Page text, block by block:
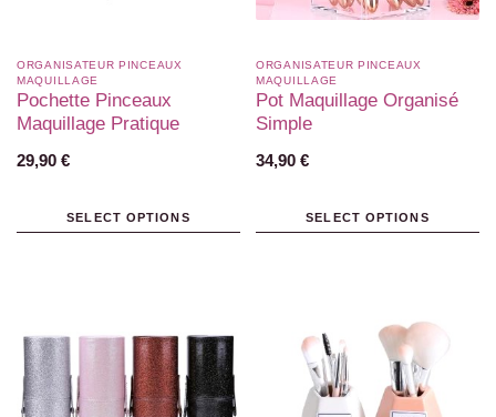
ORGANISATEUR PINCEAUX
MAQUILLAGE
Pochette Pinceaux
Maquillage Pratique
29,90 €
SELECT OPTIONS
ORGANISATEUR PINCEAUX
MAQUILLAGE
Pot Maquillage Organisé
Simple
34,90 €
SELECT OPTIONS